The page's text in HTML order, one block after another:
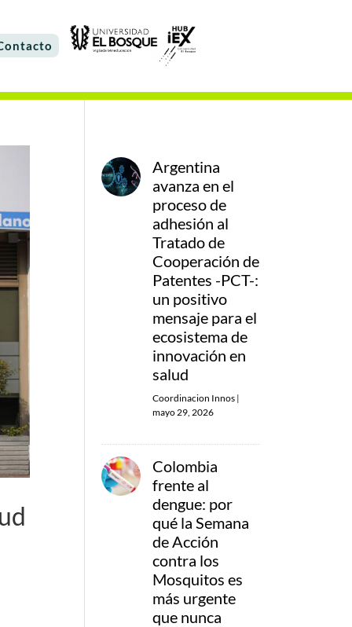
Argentina
avanza en el
proceso de
adhesión al
Tratado de
Cooperación de
Patentes -PCT-:
un positivo
mensaje para el
ecosistema de
innovación en
salud
Coordinacion Innos |
mayo 29, 2026
Colombia
frente al
dengue: por
qué la Semana
de Acción
contra los
Mosquitos es
más urgente
que nunca